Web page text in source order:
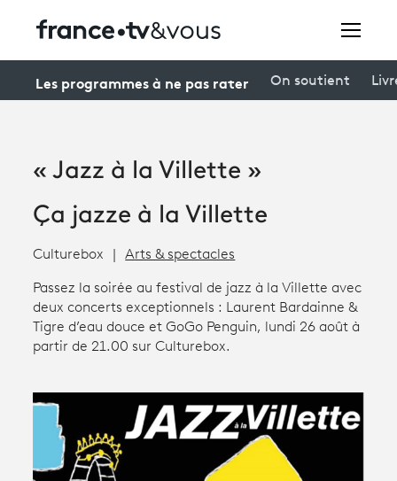
Avantages fidélité
Creators
À la une
Participer et assister à une émission
À votre écoute
Productions et innovation
Les programmes à ne pas rater On soutient
« Jazz à la Villette »
Ça jazze à la Villette
Culturebox Arts & spectacles
Passez la soirée au festival de jazz à la Villette avec
deux concerts exceptionnels : Laurent Bardainne &
Tigre d’eau douce et GoGo Penguin, lundi 26 août à
partir de 21.00 sur Culturebox.